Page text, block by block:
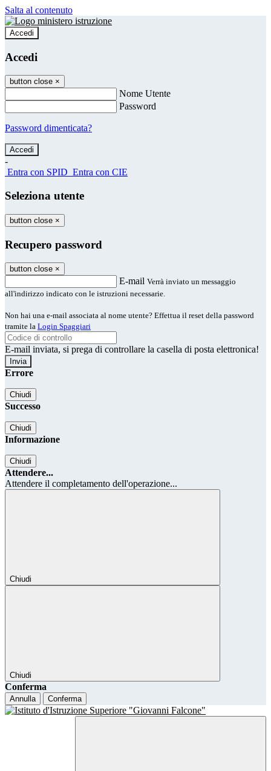
Salta al contenuto
Accedi
Accedi
button close ×
Nome Utente
Password
Password dimenticata?
-
Entra con SPID Entra con CIE
Seleziona utente
button close ×
Recupero password
button close ×
E-mail Verrà inviato un messaggio
all'indirizzo indicato con le istruzioni necessarie.
Non hai una e-mail associata al nome utente? Effettua il reset della password
tramite la Login Spaggiari
E-mail inviata, si prega di controllare la casella di posta elettronica!
Errore
Chiudi
Successo
Chiudi
Informazione
Chiudi
Attendere...
Attendere il completamento dell'operazione...
Chiudi
Chiudi
Conferma
Annulla Conferma